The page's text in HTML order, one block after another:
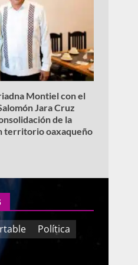
Montiel con el
Jara Cruz
de la
territorio oaxaqueño
Política